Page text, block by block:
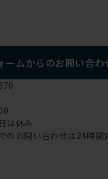
ームからのお問い合わ
は休み
のお問い合わせは24時間